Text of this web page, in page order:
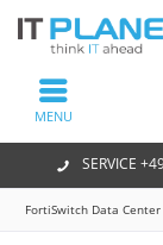
SERVICE
MENU
FortiSwitch Data Center